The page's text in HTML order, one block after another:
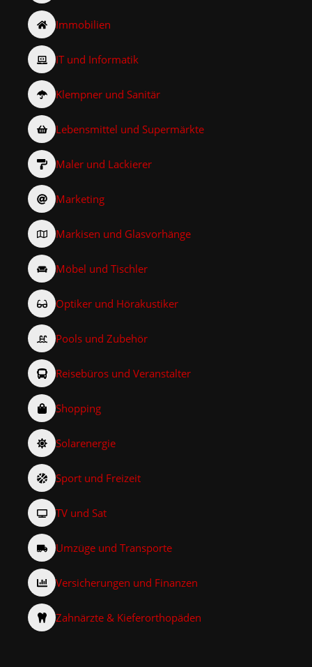
Immobilien
IT und Informatik
Klempner und Sanitär
Lebensmittel und Supermärkte
Maler und Lackierer
Marketing
Markisen und Glasvorhänge
Möbel und Tischler
Optiker und Hörakustiker
Pools und Zubehör
Reisebüros und Veranstalter
Shopping
Solarenergie
Sport und Freizeit
TV und Sat
Umzüge und Transporte
Versicherungen und Finanzen
Zahnärzte & Kieferorthopäden